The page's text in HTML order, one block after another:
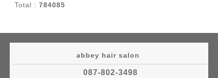
Total : 784085
abbey hair salon
087-802-3498